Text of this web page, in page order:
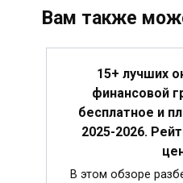
Вам также
15+ лучших
финансовой
бесплатное и
2025-2026.
В этом обзоре